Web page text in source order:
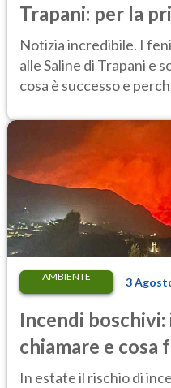
Trapani: per la
tre pulcini nella
Notizia incredibile. I
alle Saline di Trapani e
cosa è successo e
AMBIENTE 3
Incendi boschivi:
chiamare e cosa
salvo
In estate il rischio di